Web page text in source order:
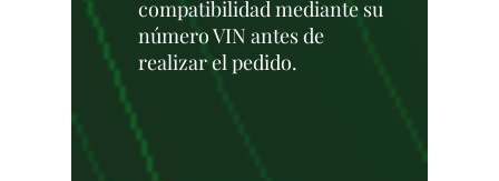
compatibilidad mediante su
número VIN antes de
realizar el pedido.